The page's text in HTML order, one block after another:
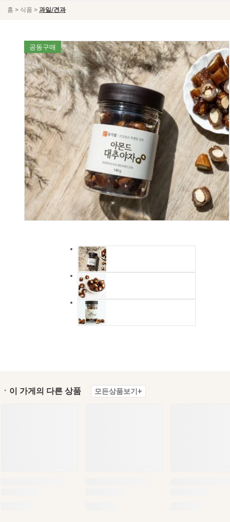
홈 > 식품 > 과일/견과
공동구매
ㆍ이 가게의 다른 상품 모든상품보기+